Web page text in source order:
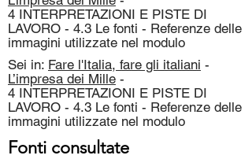
4 INTERPRETAZIONI E PISTE DI
LAVORO - 4.3 Le fonti - Referenze delle
immagini utilizzate nel modulo
Sei in: Fare l'Italia, fare gli italiani -
L’impresa dei Mille -
4 INTERPRETAZIONI E PISTE DI
LAVORO - 4.3 Le fonti - Referenze delle
immagini utilizzate nel modulo
Fonti consultate